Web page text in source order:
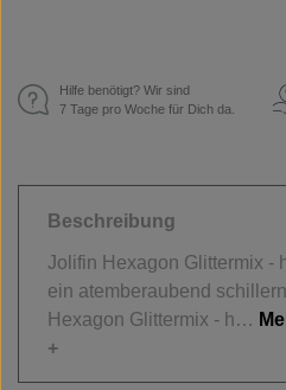
Hilfe benötigt? Wir sind
7 Tage pro Woche für Dich da.
Beschreibung
Jolifin Hexagon Glittermix -
ein atemberaubend
Hexagon Glittermix - h…